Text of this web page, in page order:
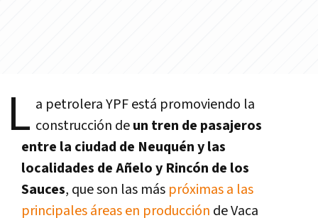
L a petrolera YPF está promoviendo la
construcción deun tren de pasajeros
entre la ciudad de Neuquén y las
localidades de Añelo y Rincón de los
Sauces, que son las más próximas a las
principales áreas en producción de Vaca